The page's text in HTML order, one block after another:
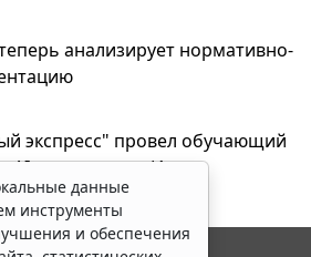
анализирует нормативно-
экспресс" провел обучающий
AI-ассистентом Искра
данные
инструменты
и обеспечения